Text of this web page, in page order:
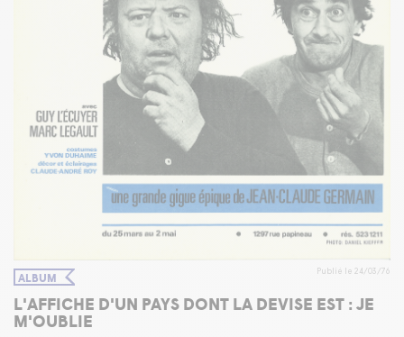
ALBUM Publié le 24/03/76
L'AFFICHE D'UN PAYS DONT LA DEVISE EST : JE
M'OUBLIE